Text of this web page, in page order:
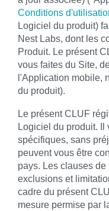
Conditions
Logiciel du produit)
Nest Labs, dont les
Produit. Le présent
vous faites du Site,
l'Application mobile,
du produit).
Le présent CLUF
Logiciel du produit. Il
spécifiques, sans
peuvent vous être
pays. Les clauses
exclusions et
cadre du présent
mesure permise par